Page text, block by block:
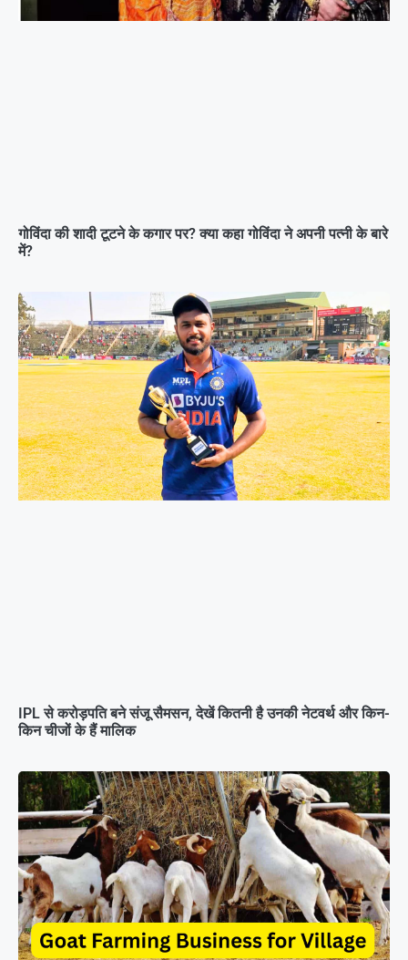
गोविंदा की शादी टूटने के कगार पर? क्या कहा गोविंदा ने अपनी पत्नी के बारे
में?
IPL से करोड़पति बने संजू सैमसन, देखें कितनी है उनकी नेटवर्थ और किन-
किन चीजों के हैं मालिक